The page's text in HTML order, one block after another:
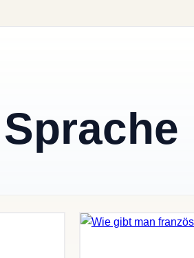
Sprache